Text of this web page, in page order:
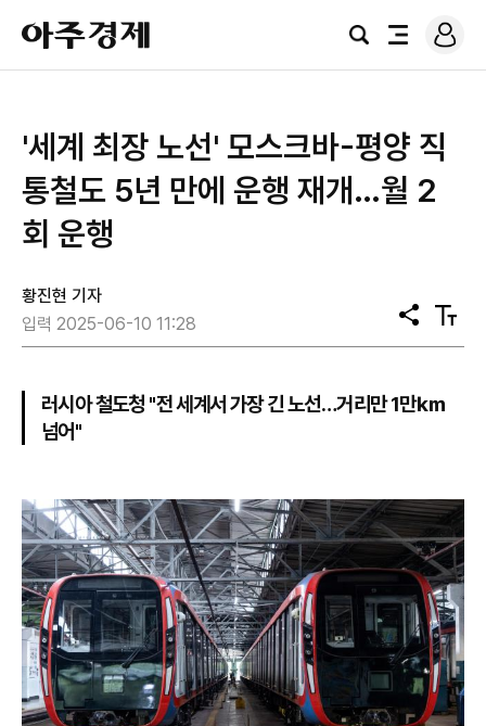
아
주
경
검
전
로
그
'세계 최장 노선' 모스크바-평양 직
통철도 5년 만에 운행 재개…월 2
회 운행
황진현 기자
입력 2025-06-10 11:28
공
유
텍
스
러시아 철도청 "전 세계서 가장 긴 노선…거리만 1만㎞
넘어"